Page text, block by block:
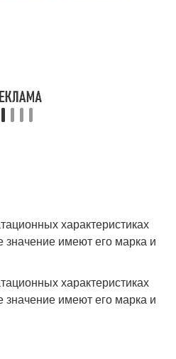
характеристиках
значение имеют его марка и
характеристиках
значение имеют его марка и